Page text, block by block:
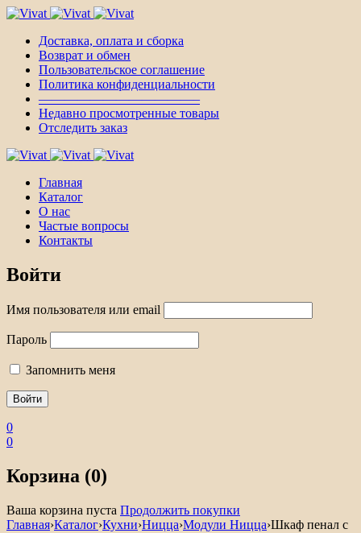
Доставка, оплата и сборка
Возврат и обмен
Пользовательское соглашение
Политика конфиденциальности
————————————–
Недавно просмотренные товары
Отследить заказ
Главная
Каталог
О нас
Частые вопросы
Контакты
Войти
Имя пользователя или email
Пароль
Запомнить меня
0
0
Корзина (0)
Ваша корзина пуста Продолжить покупки
Главная›Каталог›Кухни›Ницца›Модули Ницца›Шкаф пенал с